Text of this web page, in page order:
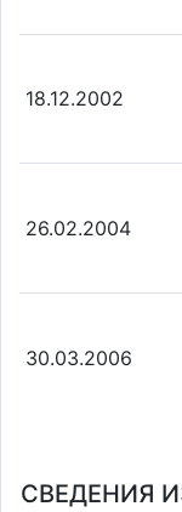
18.12.2002
26.02.2004
30.03.2006
СВЕДЕНИЯ